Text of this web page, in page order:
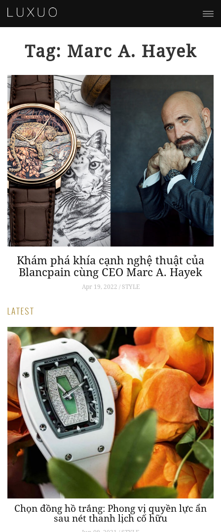
Tag: Marc A. Hayek
Khám phá khía cạnh nghệ thuật của
Blancpain cùng CEO Marc A. Hayek
Apr 19, 2022 / STYLE
LATEST
Chọn đồng hồ trắng: Phong vị quyền lực ẩn
sau nét thanh lịch cố hữu